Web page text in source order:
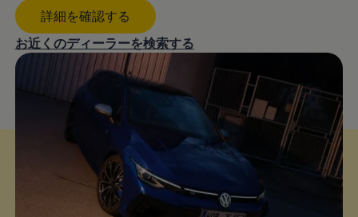
詳細を確認する
お近くのディーラーを検索する